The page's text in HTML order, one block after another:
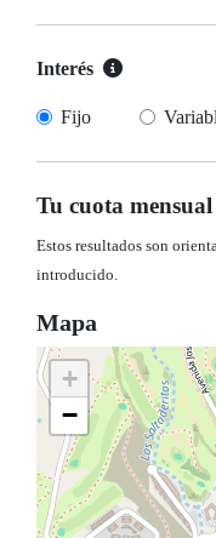
Interés
Fijo
Tu cuota mensual
Estos resultados son
introducido.
Mapa
+
−